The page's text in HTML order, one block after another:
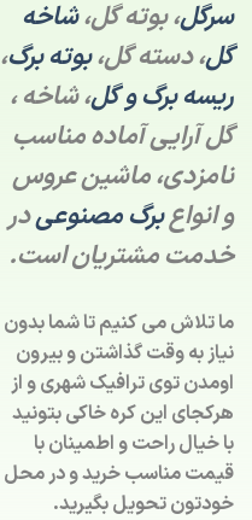
سرگل، بوته گل،شاخه
گل، دسته گل،بوته برگ،
ریسه برگ و گل، شاخه ،
گل آرایی آماده مناسب
نامزدی، ماشین عروس
و انواعبرگ مصنوعیدر
خدمت مشتریان است.
ما تلاش می کنیم تا شما بدون
نیاز به وقت گذاشتن و بیرون
اومدن توی ترافیک شهری و از
هرکجای این کره خاکی بتونید
با خیال راحت و اطمینان با
قیمت مناسب خرید و در محل
خودتون تحویل بگیرید.